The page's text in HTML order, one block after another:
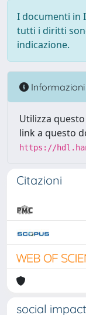
I documenti in
tutti i diritti
indicazione.
Informazioni
Utilizza
link a questo
https://
Citazioni
social impact